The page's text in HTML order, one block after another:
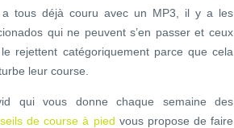
tous déjà couru avec un MP3, il y a les
qui ne peuvent s’en passer et ceux
rejettent catégoriquement parce que cela
leur course.
qui vous donne chaque semaine des
de course à pied vous propose de faire